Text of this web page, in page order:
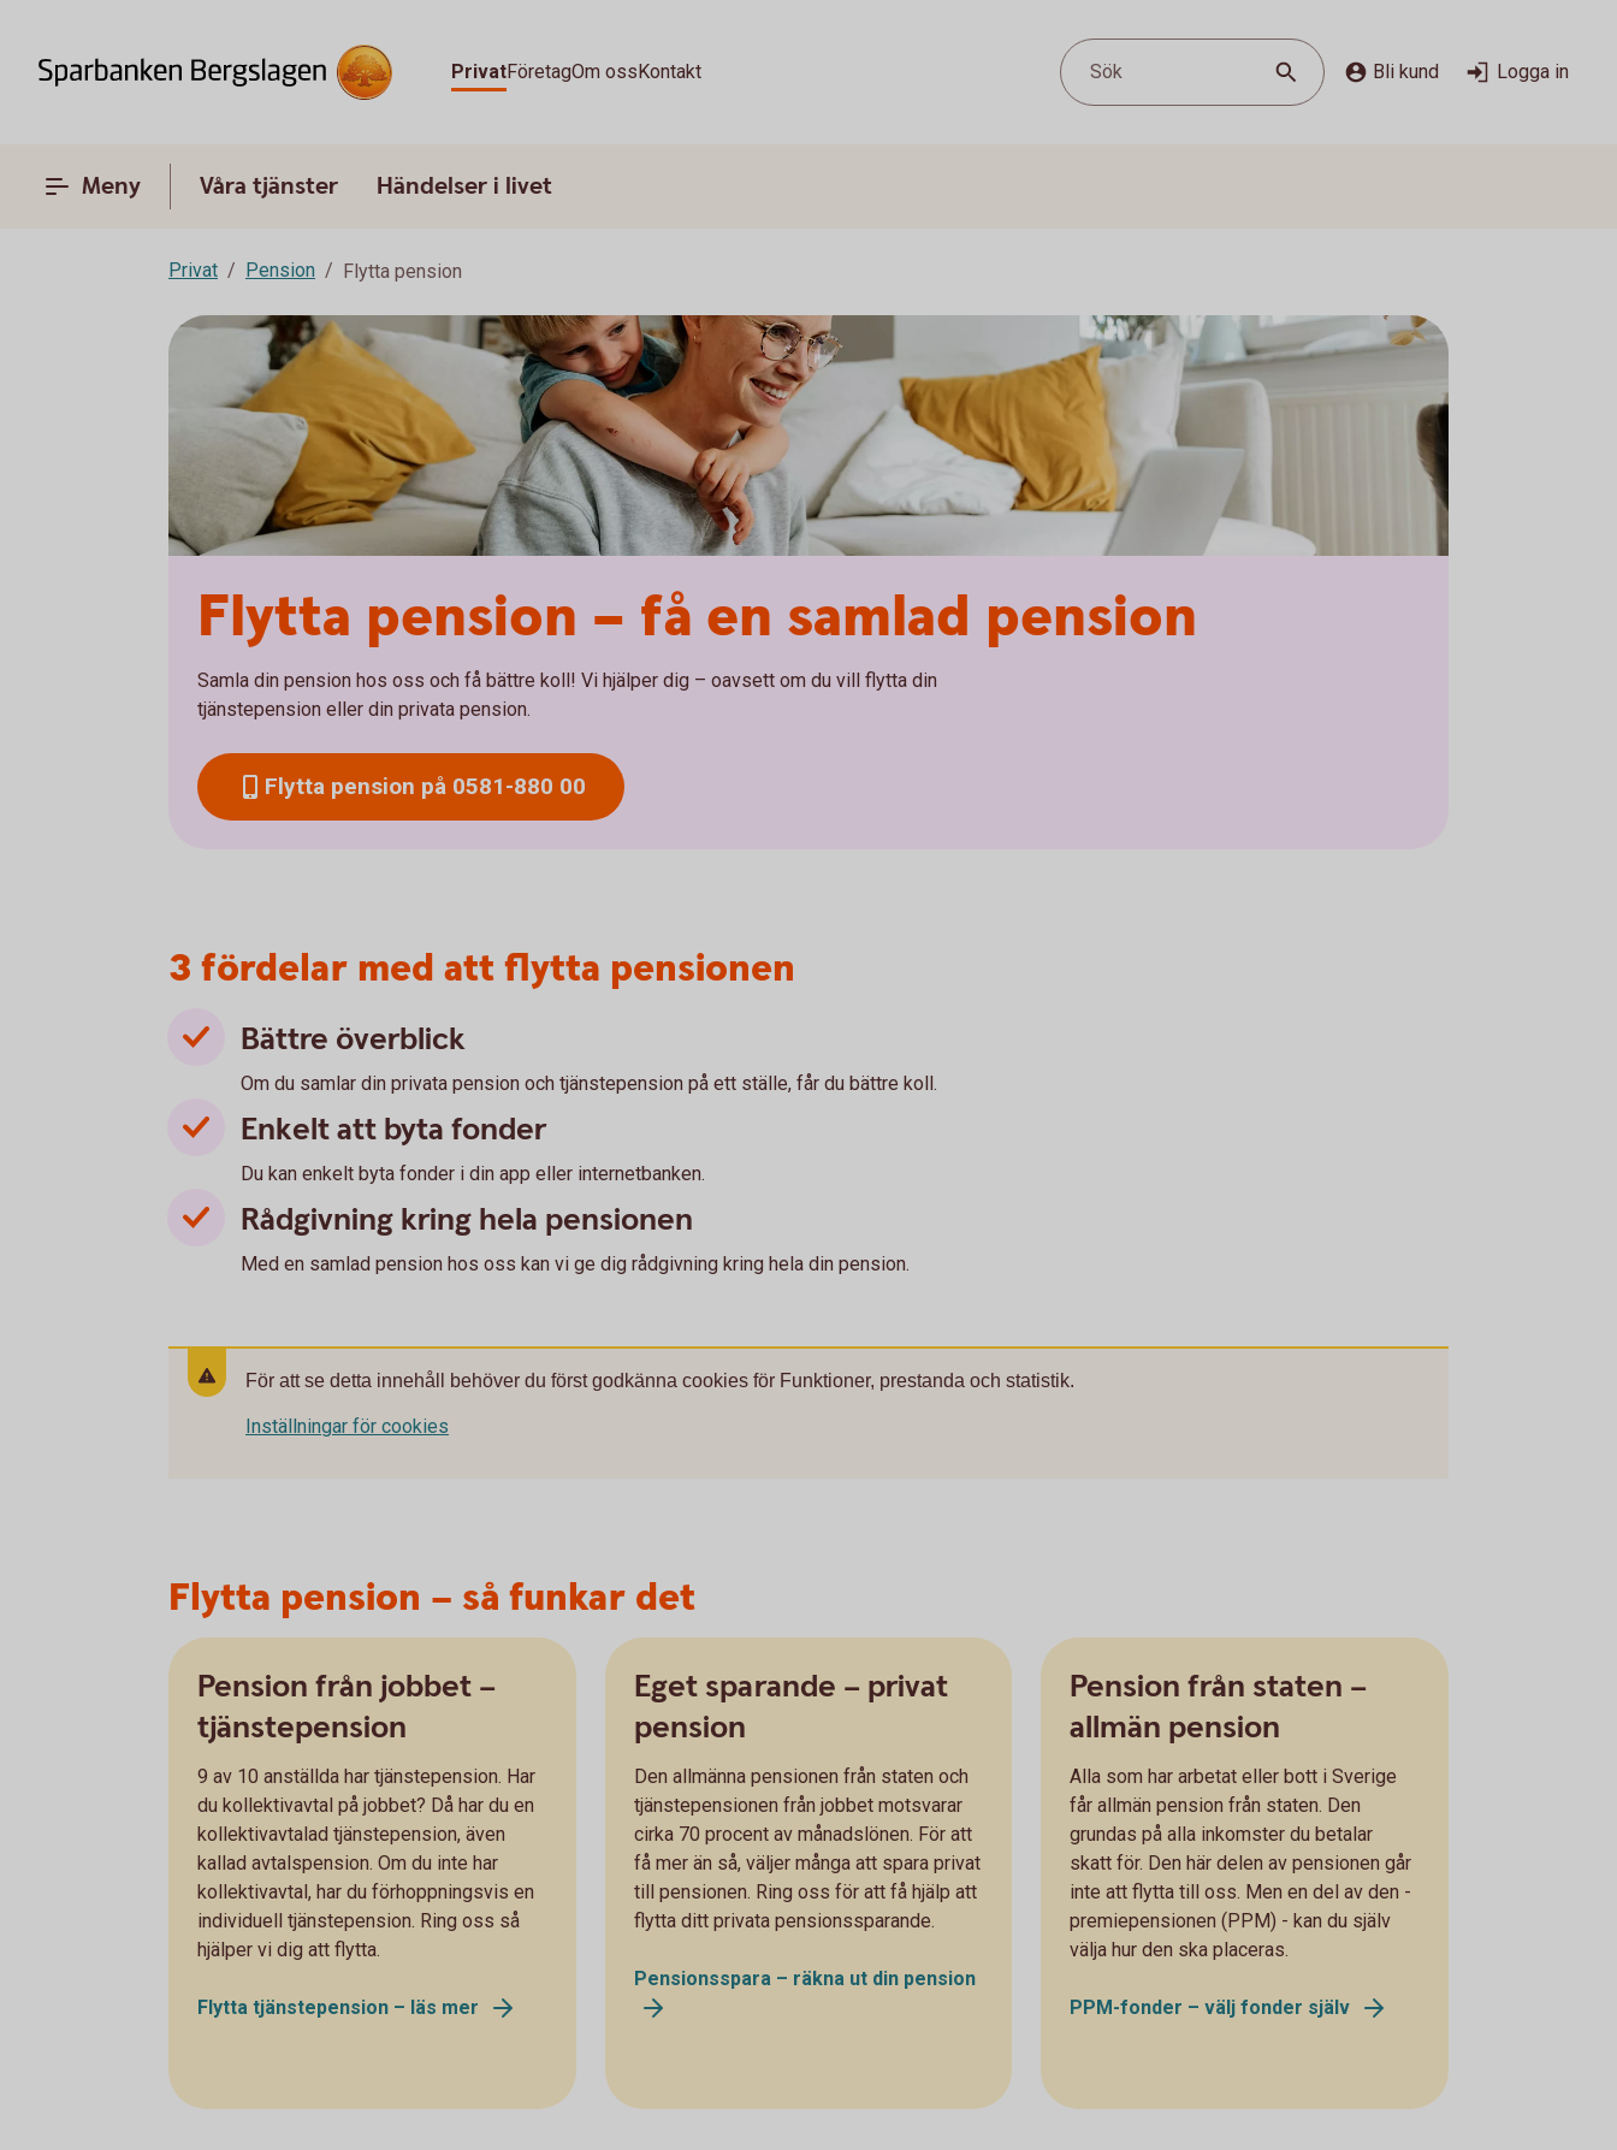
PrivatFöretagOm ossKontakt Sök Bli kund Logga in
Meny Våra tjänster Händelser i livet
Privat Pension Flytta pension
Flytta pension – få en samlad pension
Samla din pension hos oss och få bättre koll! Vi hjälper dig – oavsett om du vill flytta din
tjänstepension eller din privata pension.
Flytta pension på 0581-880 00
3 fördelar med att flytta pensionen
Bättre överblick
Om du samlar din privata pension och tjänstepension på ett ställe, får du bättre koll.
Enkelt att byta fonder
Du kan enkelt byta fonder i din app eller internetbanken.
Rådgivning kring hela pensionen
Med en samlad pension hos oss kan vi ge dig rådgivning kring hela din pension.
För att se detta innehåll behöver du först godkänna cookies för Funktioner, prestanda och statistik.
Inställningar för cookies
Flytta pension – så funkar det
Pension från jobbet –
tjänstepension
9 av 10 anställda har tjänstepension. Har
du kollektivavtal på jobbet? Då har du en
kollektivavtalad tjänstepension, även
kallad avtalspension. Om du inte har
kollektivavtal, har du förhoppningsvis en
individuell tjänstepension. Ring oss så
hjälper vi dig att flytta.
Flytta tjänstepension – läs mer
Eget sparande – privat
pension
Den allmänna pensionen från staten och
tjänstepensionen från jobbet motsvarar
cirka 70 procent av månadslönen. För att
få mer än så, väljer många att spara privat
till pensionen. Ring oss för att få hjälp att
flytta ditt privata pensionssparande.
Pensionsspara – räkna ut din pension
Pension från staten –
allmän pension
Alla som har arbetat eller bott i Sverige
får allmän pension från staten. Den
grundas på alla inkomster du betalar
skatt för. Den här delen av pensionen går
inte att flytta till oss. Men en del av den -
premiepensionen (PPM) - kan du själv
välja hur den ska placeras.
PPM-fonder – välj fonder själv